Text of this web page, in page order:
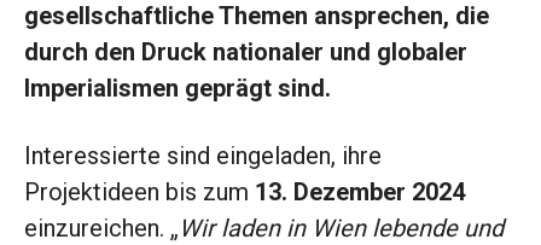
gesellschaftliche Themen ansprechen, die
durch den Druck nationaler und globaler
Imperialismen geprägt sind.
Interessierte sind eingeladen, ihre
Projektideen bis zum 13. Dezember 2024
einzureichen. „ Wir laden in Wien lebende und